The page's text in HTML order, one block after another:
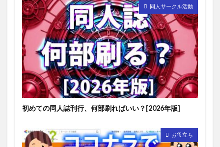
同人サークル活動
初めての同人誌刊行、何部刷ればいい？[2026年版]
お役立ち